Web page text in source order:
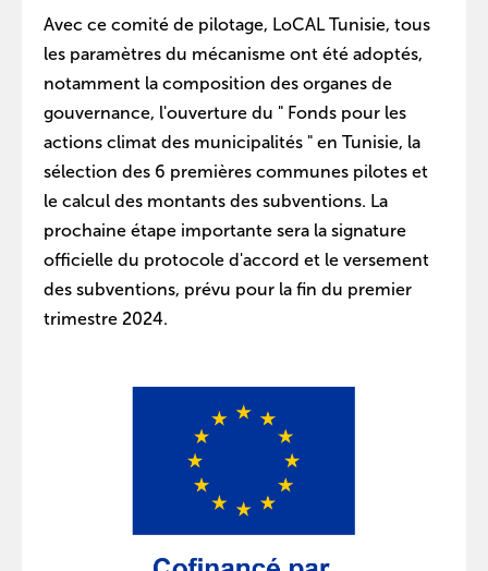
Avec ce comité de pilotage, LoCAL Tunisie, tous
les paramètres du mécanisme ont été adoptés,
notamment la composition des organes de
gouvernance, l'ouverture du " Fonds pour les
actions climat des municipalités " en Tunisie, la
sélection des 6 premières communes pilotes et
le calcul des montants des subventions. La
prochaine étape importante sera la signature
officielle du protocole d'accord et le versement
des subventions, prévu pour la fin du premier
trimestre 2024.